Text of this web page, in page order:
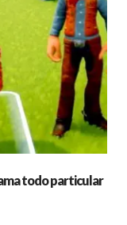
todo particular